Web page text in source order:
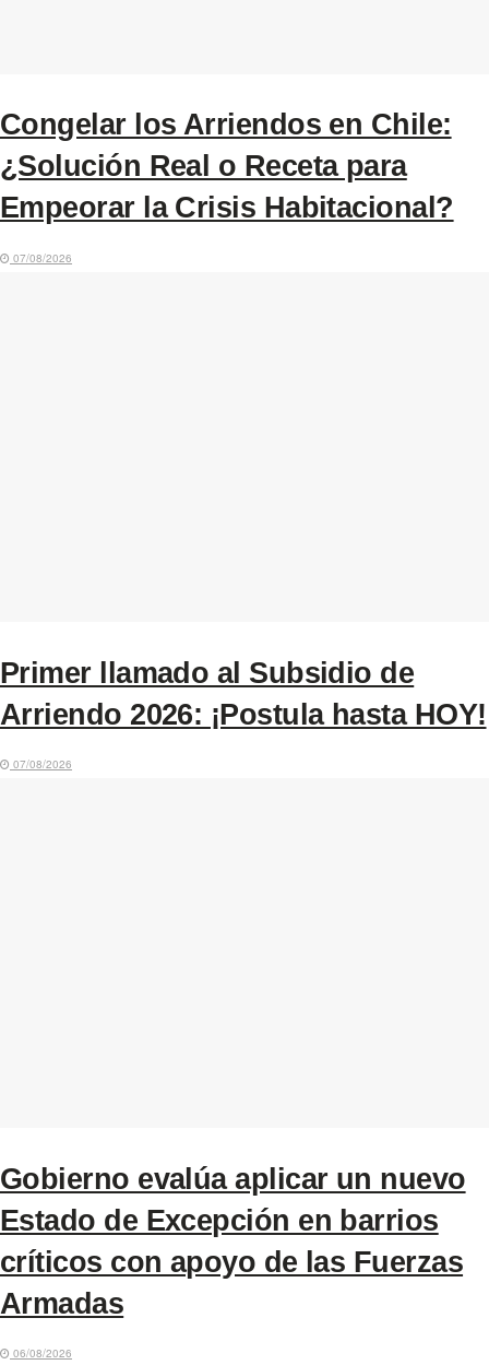
Congelar los Arriendos en Chile:
¿Solución Real o Receta para
Empeorar la Crisis Habitacional?
07/08/2026
Primer llamado al Subsidio de
Arriendo 2026: ¡Postula hasta HOY!
07/08/2026
Gobierno evalúa aplicar un nuevo
Estado de Excepción en barrios
críticos con apoyo de las Fuerzas
Armadas
06/08/2026